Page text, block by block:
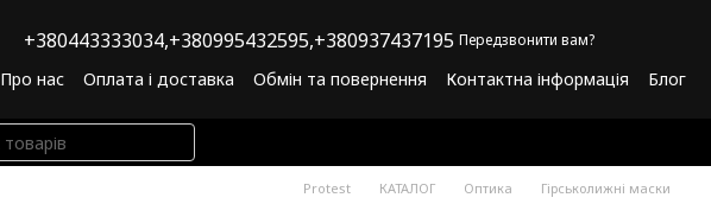
+380443333034,+380995432595,+380937437195 Передзвонити вам?
Про нас Оплата і доставка Обмін та повернення Контактна інформація
Блог
Protest КАТАЛОГ Оптика Гірськолижні маски